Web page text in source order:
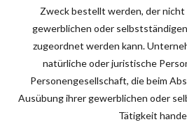
Zweck bestellt werden, der
gewerblichen oder
zugeordnet werden kann.
natürliche oder juristische
Personengesellschaft, die beim
Ausübung ihrer gewerblichen oder
Tätigkeit